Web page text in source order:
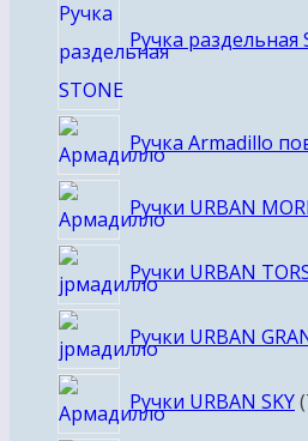
Ручка раздельная
Ручка Armadillo
Ручки URBAN MORI
Ручки URBAN
Ручки URBAN
Ручки URBAN SKY